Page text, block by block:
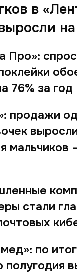
в
Про»:
76% за год
продажи
мальчиков
стали
по
полугодия